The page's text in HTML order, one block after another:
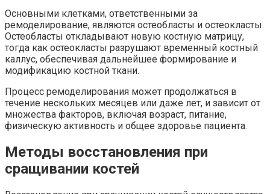
Основными клетками, ответственными за
ремоделирование, являются остеобласты и остеокласты.
Остеобласты откладывают новую костную матрицу,
тогда как остеокласты разрушают временный костный
каллус, обеспечивая дальнейшее формирование и
модификацию костной ткани.
Процесс ремоделирования может продолжаться в
течение нескольких месяцев или даже лет, и зависит от
множества факторов, включая возраст, питание,
физическую активность и общее здоровье пациента.
Методы восстановления при
сращивании костей